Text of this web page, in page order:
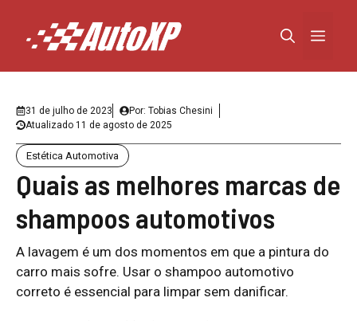
conteúdo
Menu
31 de julho de 2023 Por: Tobias Chesini
Atualizado 11 de agosto de 2025
Estética Automotiva
Quais as melhores marcas de
shampoos automotivos
A lavagem é um dos momentos em que a pintura do
carro mais sofre. Usar o shampoo automotivo
correto é essencial para limpar sem danificar.